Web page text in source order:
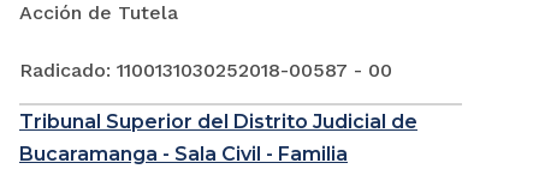
Acción de Tutela
Radicado: 1100131030252018-00587 - 00
Tribunal Superior del Distrito Judicial de
Bucaramanga - Sala Civil - Familia